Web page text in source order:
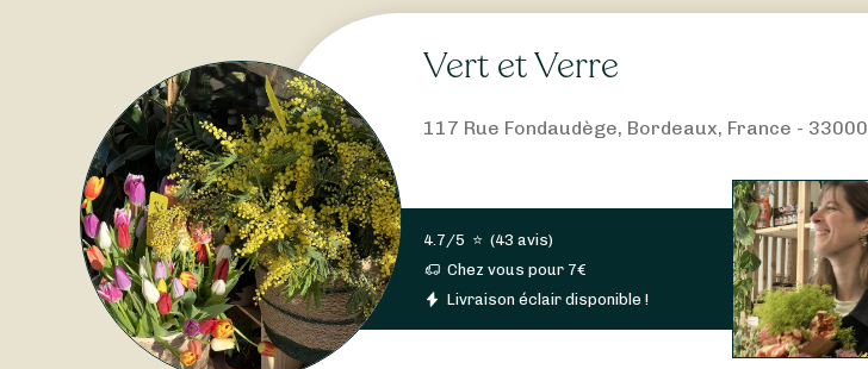
Vert et Verre
117 Rue Fondaudège, Bordeaux, France - 33000
4.7/5 ⭐ (43 avis)
Chez vous pour 7€
Livraison éclair disponible !